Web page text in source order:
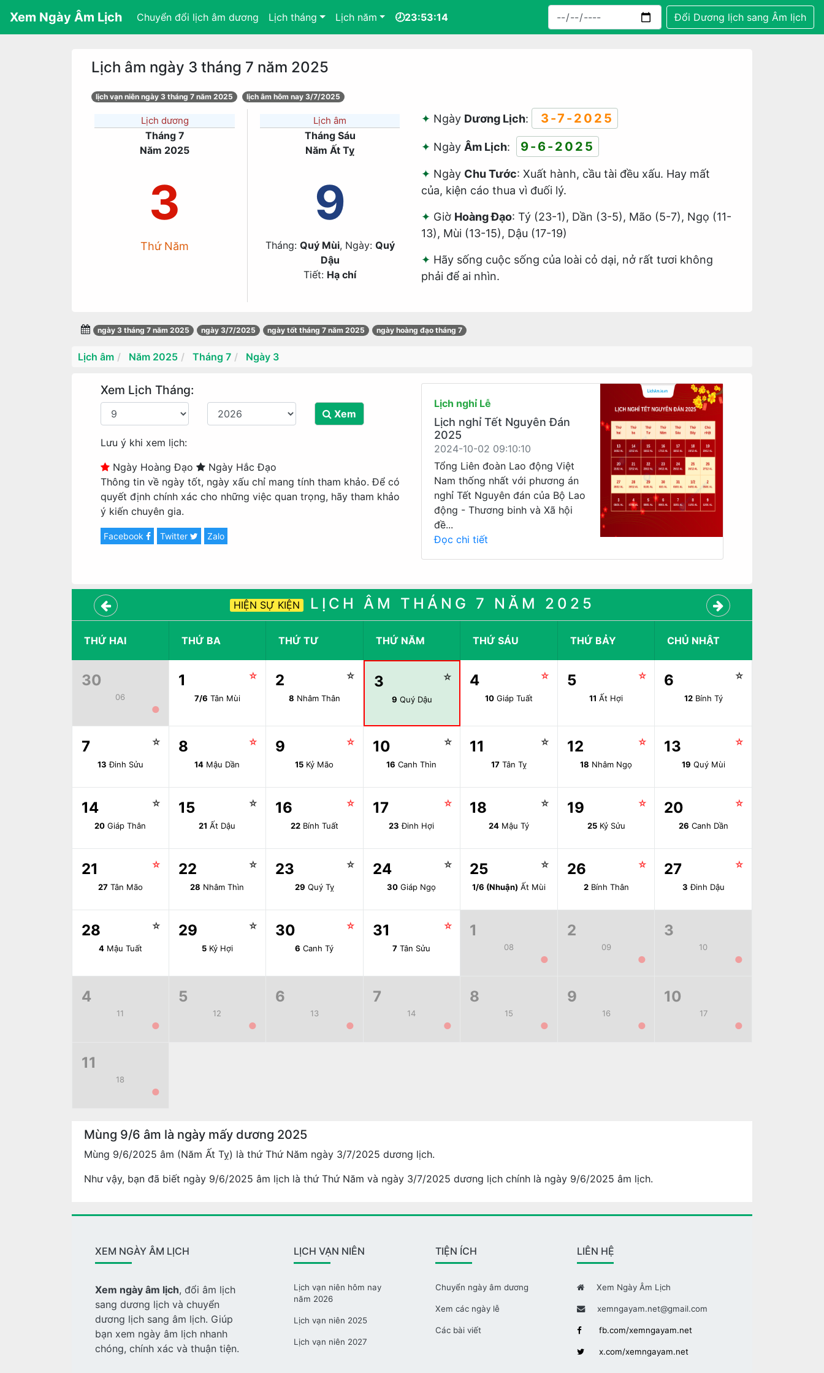
Xem Ngày Âm Lịch Chuyển đổi lịch âm dương Lịch tháng Lịch năm 🕗23:53:14 Đổi Dương lịch sang Âm lịch
Lịch âm ngày 3 tháng 7 năm 2025
lịch vạn niên ngày 3 tháng 7 năm 2025 lịch âm hôm nay 3/7/2025
Lịch dương
Tháng 7
Năm 2025
3
Thứ Năm
Lịch âm
Tháng Sáu
Năm Ất Tỵ
9
Tháng: Quý Mùi, Ngày: Quý
Dậu
Tiết: Hạ chí
Ngày Dương Lịch: 3-7-2025
Ngày Âm Lịch: 9-6-2025
Ngày Chu Tước: Xuất hành, cầu tài đều xấu. Hay mất
của, kiện cáo thua vì đuối lý.
Giờ Hoàng Đạo: Tý (23-1), Dần (3-5), Mão (5-7), Ngọ (11-
13), Mùi (13-15), Dậu (17-19)
Hãy sống cuộc sống của loài cỏ dại, nở rất tươi không
phải để ai nhìn.
ngày 3 tháng 7 năm 2025 ngày 3/7/2025 ngày tốt tháng 7 năm 2025 ngày hoàng đạo tháng 7
Lịch âm Năm 2025 Tháng 7 Ngày 3
Xem Lịch Tháng:
Xem
Lưu ý khi xem lịch:
Ngày Hoàng Đạo
Ngày Hắc Đạo
Thông tin về ngày tốt, ngày xấu chỉ mang tính tham khảo. Để có
quyết định chính xác cho những việc quan trọng, hãy tham khảo
ý kiến chuyên gia.
Facebook Twitter Zalo
Lịch nghỉ Lễ
Lịch nghỉ Tết Nguyên Đán
2025
2024-10-02 09:10:10
Tổng Liên đoàn Lao động Việt
Nam thống nhất với phương án
nghỉ Tết Nguyên đán của Bộ Lao
động - Thương binh và Xã hội
đề...
Đọc chi tiết
HIỆN SỰ KIỆN LỊCH ÂM THÁNG 7 NĂM 2025
THỨ HAI THỨ BA THỨ TƯ THỨ NĂM THỨ SÁU THỨ BẢY CHỦ NHẬT
30
06
●
1 ☆
7/6 Tân Mùi
2 ☆
8 Nhâm Thân
3 ☆
9 Quý Dậu
4 ☆
10 Giáp Tuất
5 ☆
11 Ất Hợi
6 ☆
12Bính Tý
7 ☆
13 Đinh Sửu
8 ☆
14 Mậu Dần
9 ☆
15 Kỷ Mão
10 ☆
16 Canh Thìn
11 ☆
17 Tân Tỵ
12 ☆
18 Nhâm Ngọ
13 ☆
19 Quý Mùi
14 ☆
20 Giáp Thân
15 ☆
21 Ất Dậu
16 ☆
22Bính Tuất
17 ☆
23 Đinh Hợi
18 ☆
24 Mậu Tý
19 ☆
25Kỷ Sửu
20 ☆
26 Canh Dần
21 ☆
27Tân Mão
22 ☆
28 Nhâm Thìn
23 ☆
29 Quý Tỵ
24 ☆
30 Giáp Ngọ
25 ☆
1/6 (Nhuận) Ất Mùi
26 ☆
2Bính Thân
27 ☆
3 Đinh Dậu
28 ☆
4Mậu Tuất
29 ☆
5Kỷ Hợi
30 ☆
6 Canh Tý
31 ☆
7 Tân Sửu
1
08
●
2
09
●
3
10
●
4
11
●
5
12
●
6
13
●
7
14
●
8
15
●
9
16
●
10
17
●
11
18
●
Mùng 9/6 âm là ngày mấy dương 2025
Mùng 9/6/2025 âm (Năm Ất Tỵ) là thứ Thứ Năm ngày 3/7/2025 dương lịch.
Như vậy, bạn đã biết ngày 9/6/2025 âm lịch là thứ Thứ Năm và ngày 3/7/2025 dương lịch chính là ngày 9/6/2025 âm lịch.
XEM NGÀY ÂM LỊCH
Xem ngày âm lịch, đổi âm lịch
sang dương lịch và chuyển
dương lịch sang âm lịch. Giúp
bạn xem ngày âm lịch nhanh
chóng, chính xác và thuận tiện.
LỊCH VẠN NIÊN
Lịch vạn niên hôm nay
năm 2026
Lịch vạn niên 2025
Lịch vạn niên 2027
TIỆN ÍCH
Chuyển ngày âm dương
Xem các ngày lễ
Các bài viết
LIÊN HỆ
Xem Ngày Âm Lịch
xemngayam.net@gmail.com
fb.com/xemngayam.net
x.com/xemngayam.net